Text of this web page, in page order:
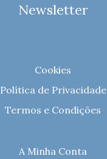
Newsletter
Cookies
Política de Privacidade
Termos e Condições
A Minha Conta